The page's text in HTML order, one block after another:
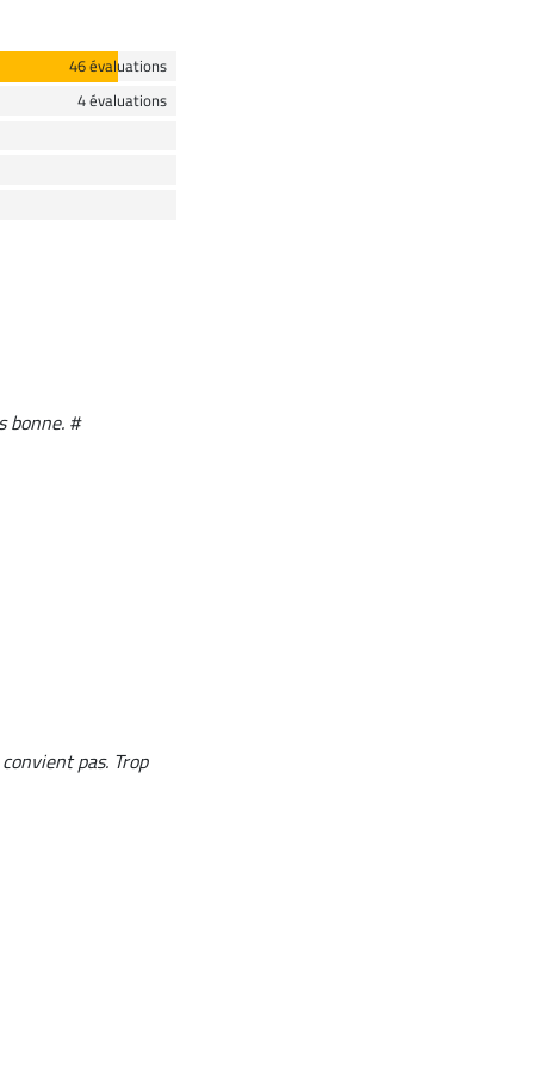
46 évaluations
4 évaluations
bonne. #
pas. Trop